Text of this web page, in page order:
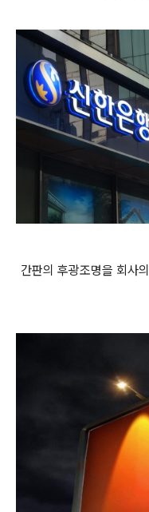
간판의 후광조명을 회사